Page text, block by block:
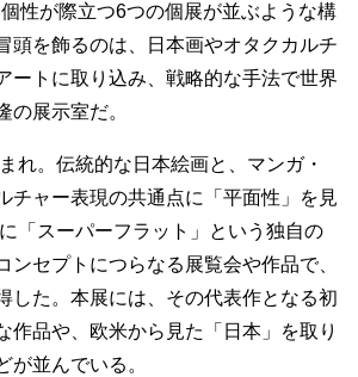
個性が際立つ6つの個展が並ぶような構
頭を飾るのは、日本画やオタクカルチ
ートに取り込み、戦略的な手法で世界
の展示室だ。
れ。伝統的な日本絵画と、マンガ・
チャー表現の共通点に「平面性」を見
「スーパーフラット」という独自の
ンセプトにつらなる展覧会や作品で、
した。本展には、その代表作となる初
作品や、欧米から見た「日本」を取り
が並んでいる。